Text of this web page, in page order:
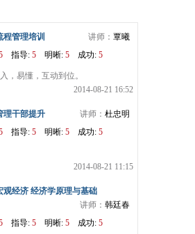
程管理培训 讲师： 覃曦
指导: 5 明晰: 5 成功: 5
，易懂，互动到位。
2014-08-21 16:52
理干部提升 讲师： 杜忠明
指导: 5 明晰: 5 成功: 5
2014-08-21 11:15
观经济 经济学原理与基础
讲师： 韩廷春
指导: 5 明晰: 5 成功: 5